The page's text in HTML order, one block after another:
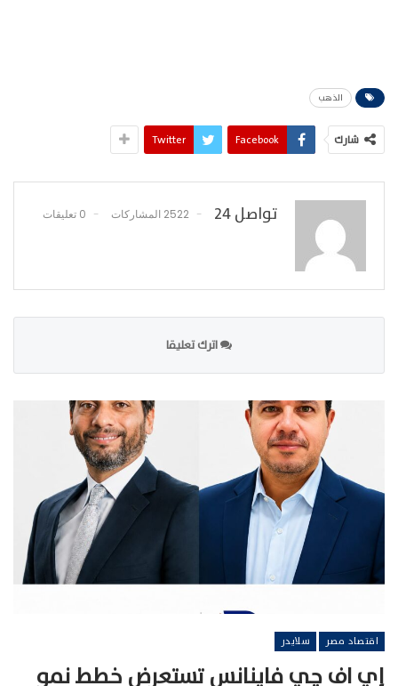
الذهب
شارك Facebook
Twitter
تواصل 24 2522 المشاركات 0 تعليقات
اترك تعليقا
اقتصاد مصر سلايدر
إي اف چي فاينانس تستعرض خطط نمو